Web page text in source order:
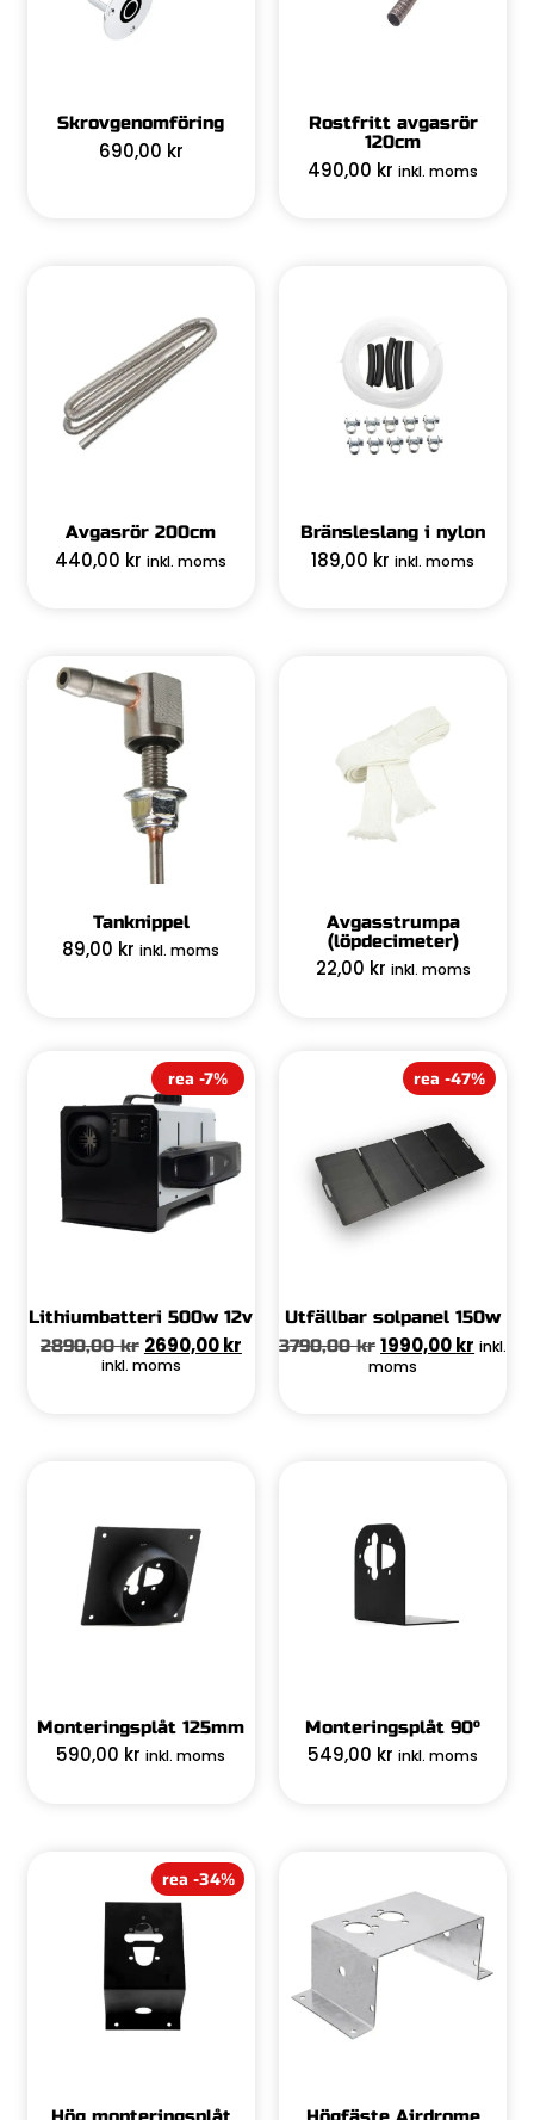
Skrovgenomföring
690,00 kr
Rostfritt avgasrör
120cm
490,00 kr inkl. moms
Avgasrör 200cm
440,00 kr inkl. moms
Bränsleslang i nylon
189,00 kr inkl. moms
Tanknippel
89,00 kr inkl. moms
Avgasstrumpa
(löpdecimeter)
22,00 kr inkl. moms
rea -7%
Lithiumbatteri 500w 12v
2890,00kr 2690,00kr
inkl. moms
rea -47%
Utfällbar solpanel 150w
3790,00kr 1990,00kr inkl.
moms
Monteringsplåt 125mm
590,00 kr inkl. moms
Monteringsplåt 90°
549,00 kr inkl. moms
rea -34%